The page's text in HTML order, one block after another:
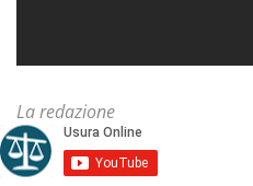
La redazione